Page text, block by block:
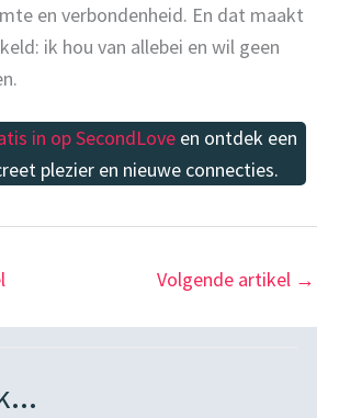
en verbondenheid. En dat maakt
ik hou van allebei en wil geen
in op SecondLove en ontdek een
plezier en nieuwe connecties.
Volgende artikel →